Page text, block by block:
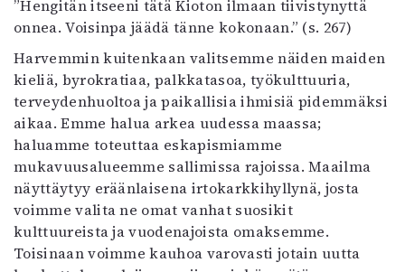
”Hengitän itseeni tätä Kioton ilmaan tiivistynyttä
onnea. Voisinpa jäädä tänne kokonaan.” (s. 267)
Harvemmin kuitenkaan valitsemme näiden maiden
kieliä, byrokratiaa, palkkatasoa, työkulttuuria,
terveydenhuoltoa ja paikallisia ihmisiä pidemmäksi
aikaa. Emme halua arkea uudessa maassa;
haluamme toteuttaa eskapismiamme
mukavuusalueemme sallimissa rajoissa. Maailma
näyttäytyy eräänlaisena irtokarkkihyllynä, josta
voimme valita ne omat vanhat suosikit
kulttuureista ja vuodenajoista omaksemme.
Toisinaan voimme kauhoa varovasti jotain uutta